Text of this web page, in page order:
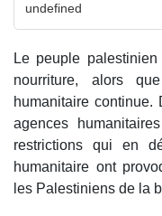
undefined
Le peuple
nourriture, alors
humanitaire continue.
agences
restrictions qui en
humanitaire ont
les Palestiniens de la